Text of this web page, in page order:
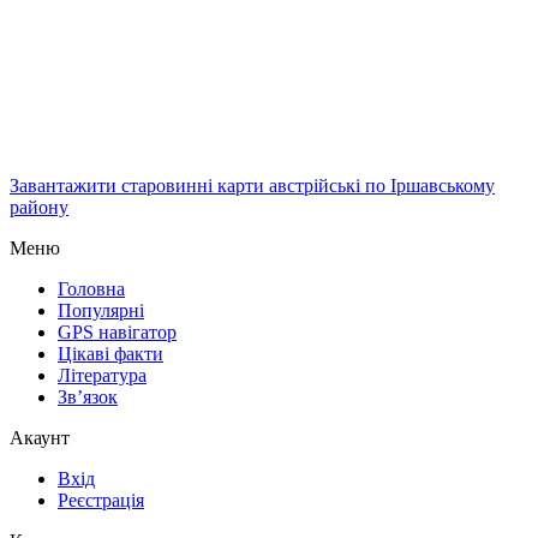
Завантажити старовинні карти австрійські по Іршавському
району
Меню
Головна
Популярні
GPS навігатор
Цікаві факти
Література
Зв’язок
Акаунт
Вхід
Реєстрація